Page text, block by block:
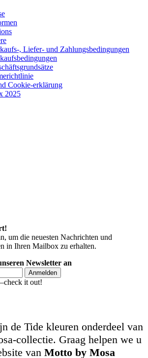
, Liefer- und Zahlungsbedingungen
Cookie-erklärung
2025
um die neuesten Nachrichten und
in Ihren Mailbox zu erhalten.
Newsletter an
Anmelden
it out!
de Tide kleuren onderdeel van
collectie. Graag helpen we u
van Motto by Mosa